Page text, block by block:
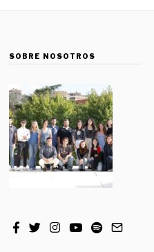
SOBRE NOSOTROS